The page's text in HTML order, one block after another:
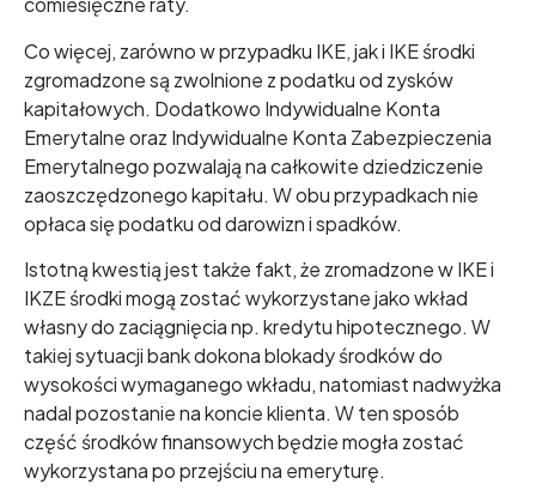
Co więcej, zarówno w przypadku IKE, jak i IKE środki
zgromadzone są zwolnione z podatku od zysków
kapitałowych. Dodatkowo Indywidualne Konta
Emerytalne oraz Indywidualne Konta Zabezpieczenia
Emerytalnego pozwalają na całkowite dziedziczenie
zaoszczędzonego kapitału. W obu przypadkach nie
opłaca się podatku od darowizn i spadków.
Istotną kwestią jest także fakt, że zromadzone w IKE i
IKZE środki mogą zostać wykorzystane jako wkład
własny do zaciągnięcia np. kredytu hipotecznego. W
takiej sytuacji bank dokona blokady środków do
wysokości wymaganego wkładu, natomiast nadwyżka
nadal pozostanie na koncie klienta. W ten sposób
część środków finansowych będzie mogła zostać
wykorzystana po przejściu na emeryturę.